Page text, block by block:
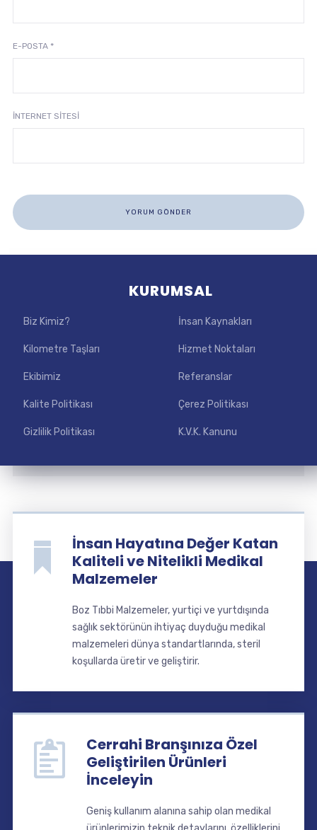
E-POSTA *
İNTERNET SITESI
KURUMSAL
Biz Kimiz? İnsan Kaynakları
Kilometre Taşları Hizmet Noktaları
Ekibimiz Referanslar
Kalite Politikası Çerez Politikası
Gizlilik Politikası K.V.K. Kanunu
İnsan Hayatına Değer Katan
Kaliteli ve Nitelikli Medikal
Malzemeler
Boz Tıbbi Malzemeler, yurtiçi ve yurtdışında
sağlık sektörünün ihtiyaç duyduğu medikal
malzemeleri dünya standartlarında, steril
koşullarda üretir ve geliştirir.
Cerrahi Branşınıza Özel
Geliştirilen Ürünleri
İnceleyin
Geniş kullanım alanına sahip olan medikal